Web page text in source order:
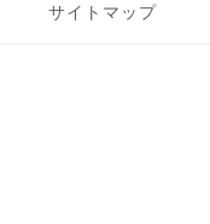
サイトマップ